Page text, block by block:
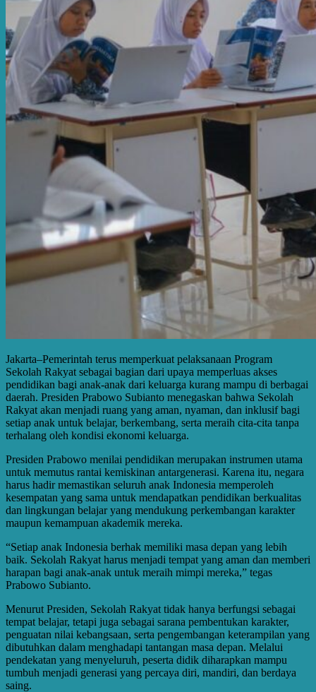
Jakarta–Pemerintah terus memperkuat pelaksanaan Program
Sekolah Rakyat sebagai bagian dari upaya memperluas akses
pendidikan bagi anak-anak dari keluarga kurang mampu di berbagai
daerah. Presiden Prabowo Subianto menegaskan bahwa Sekolah
Rakyat akan menjadi ruang yang aman, nyaman, dan inklusif bagi
setiap anak untuk belajar, berkembang, serta meraih cita-cita tanpa
terhalang oleh kondisi ekonomi keluarga.
Presiden Prabowo menilai pendidikan merupakan instrumen utama
untuk memutus rantai kemiskinan antargenerasi. Karena itu, negara
harus hadir memastikan seluruh anak Indonesia memperoleh
kesempatan yang sama untuk mendapatkan pendidikan berkualitas
dan lingkungan belajar yang mendukung perkembangan karakter
maupun kemampuan akademik mereka.
“Setiap anak Indonesia berhak memiliki masa depan yang lebih
baik. Sekolah Rakyat harus menjadi tempat yang aman dan memberi
harapan bagi anak-anak untuk meraih mimpi mereka,” tegas
Prabowo Subianto.
Menurut Presiden, Sekolah Rakyat tidak hanya berfungsi sebagai
tempat belajar, tetapi juga sebagai sarana pembentukan karakter,
penguatan nilai kebangsaan, serta pengembangan keterampilan yang
dibutuhkan dalam menghadapi tantangan masa depan. Melalui
pendekatan yang menyeluruh, peserta didik diharapkan mampu
tumbuh menjadi generasi yang percaya diri, mandiri, dan berdaya
saing.